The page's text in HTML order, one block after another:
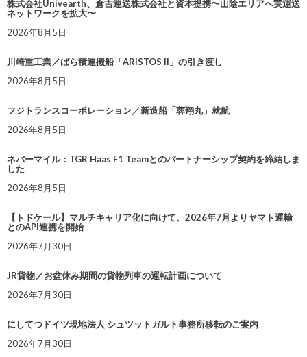
株式会社Univearth、倉吉運送株式会社と資本提携〜山陰エリアへ実運送
ネットワークを拡大〜
2026年8月5日
川崎重工業／ばら積運搬船「ARISTOS II」の引き渡し
2026年8月5日
フジトランスコーポレーション／新造船「蓉翔丸」就航
2026年8月5日
ネバーマイル：TGR Haas F1 Teamとのパートナーシップ契約を締結しま
した
2026年8月5日
【トドケール】マルチキャリア化に向けて、2026年7月よりヤマト運輸
とのAPI連携を開始
2026年7月30日
JR貨物／お盆休み期間の貨物列車の運転計画について
2026年7月30日
にしてつドイツ現地法人 シュツットガルト事務所移転のご案内
2026年7月30日